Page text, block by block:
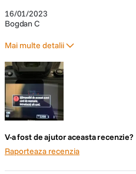
16/01/2023
Bogdan C
Mai multe detalii
Contra
S-a blocat in timpul evenimentului
V-a fost de ajutor aceasta recenzie?
Raporteaza recenzia